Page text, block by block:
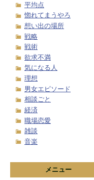
平均点
惚れてまうやろ
想い出の場所
戦略
戦術
欲求不満
気になる人
理想
男女エピソード
相談ごと
経済
職場恋愛
雑談
音楽
メニュー